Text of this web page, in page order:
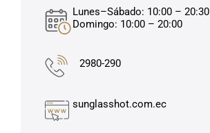
Lunes–Sábado: 10:00 – 20:30
Domingo: 10:00 – 20:00
2980-290
sunglasshot.com.ec